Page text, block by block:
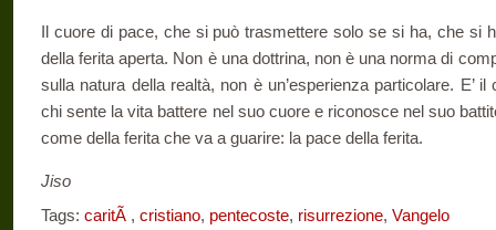
Il cuore di pace, che si può trasmettere solo se si ha, che si
della ferita aperta. Non è una dot­trina, non è una norma di
sulla natura della realtà, non è un’esperienza particolare. E’
chi sente la vita battere nel suo cuore e riconosce nel suo
come della ferita che va a guarire: la pace della ferita.
Jiso
Tags: caritÃ , cristiano, pentecoste, risurrezione, Vangelo